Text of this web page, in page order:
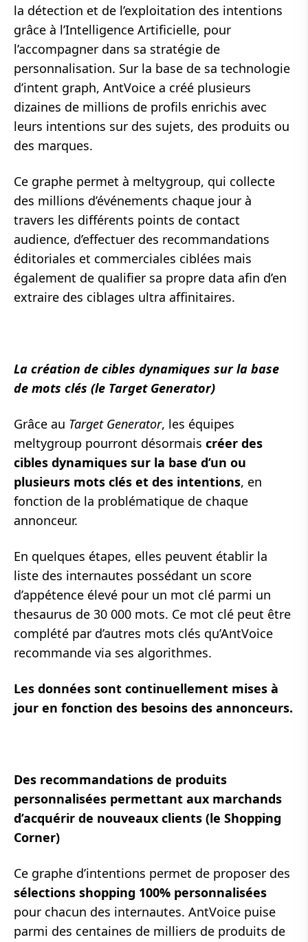
la détection et de l’exploitation des intentions
grâce à l’Intelligence Artificielle, pour
l’accompagner dans sa stratégie de
personnalisation. Sur la base de sa technologie
d’intent graph, AntVoice a créé plusieurs
dizaines de millions de profils enrichis avec
leurs intentions sur des sujets, des produits ou
des marques.
Ce graphe permet à meltygroup, qui collecte
des millions d’événements chaque jour à
travers les différents points de contact
audience, d’effectuer des recommandations
éditoriales et commerciales ciblées mais
également de qualifier sa propre data afin d’en
extraire des ciblages ultra affinitaires.
La création de cibles dynamiques sur la base
de mots clés (le Target Generator)
Grâce au Target Generator, les équipes
meltygroup pourront désormais créer des
cibles dynamiques sur la base d’un ou
plusieurs mots clés et des intentions, en
fonction de la problématique de chaque
annonceur.
En quelques étapes, elles peuvent établir la
liste des internautes possédant un score
d’appétence élevé pour un mot clé parmi un
thesaurus de 30 000 mots. Ce mot clé peut être
complété par d’autres mots clés qu’AntVoice
recommande via ses algorithmes.
Les données sont continuellement mises à
jour en fonction des besoins des annonceurs.
Des recommandations de produits
personnalisées permettant aux marchands
d’acquérir de nouveaux clients (le Shopping
Corner)
Ce graphe d’intentions permet de proposer des
sélections shopping 100% personnalisées
pour chacun des internautes. AntVoice puise
parmi des centaines de milliers de produits de